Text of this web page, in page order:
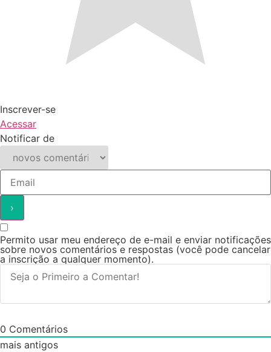
Inscrever-se
Acessar
Notificar de
Permito usar meu endereço de e-mail e enviar notificações
sobre novos comentários e respostas (você pode cancelar
a inscrição a qualquer momento).
0 Comentários
mais antigos